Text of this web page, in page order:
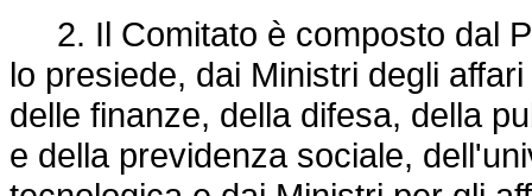
2. Il Comitato è composto dal
lo presiede, dai Ministri degli
delle finanze, della difesa, della
e della previdenza sociale,